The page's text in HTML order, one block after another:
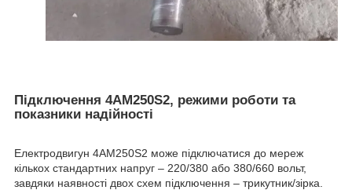
Підключення 4АМ250S2, режими роботи та
показники надійності
Електродвигун 4АМ250S2 може підключатися до мереж
кількох стандартних напруг – 220/380 або 380/660 вольт,
завдяки наявності двох схем підключення – трикутник/зірка.